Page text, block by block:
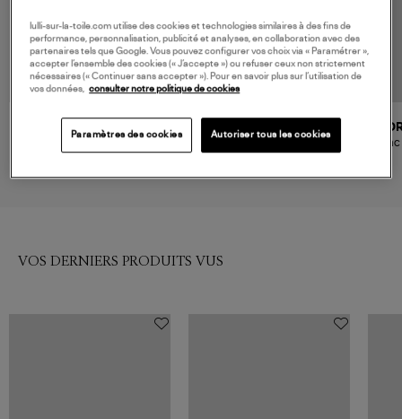
A.P.C. DRAGON DIFFUSION
Poppy Red
VOS DERNIERS PRODUITS VUS
lulli-sur-la-toile.com utilise des cookies et technologies similaires à des fins de
performance, personnalisation, publicité et analyses, en collaboration avec des
partenaires tels que Google. Vous pouvez configurer vos choix via « Paramétrer »,
accepter l’ensemble des cookies (« J’accepte ») ou refuser ceux non strictement
nécessaires (« Continuer sans accepter »). Pour en savoir plus sur l’utilisation de
vos données, consulter notre politique de cookies
Paramètres des cookies Autoriser tous les cookies